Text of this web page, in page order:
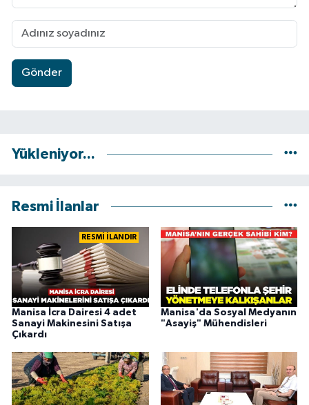
Gönder
Yükleniyor...
Resmi İlanlar
RESMİ İLANDIR
Manisa İcra Dairesi 4 adet
Sanayi Makinesini Satışa
Çıkardı
Manisa'da ​​Sosyal Medyanın
"Asayiş" Mühendisleri